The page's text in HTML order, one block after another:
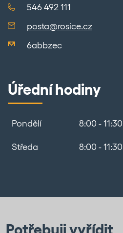
546 492 111
posta@rosice.cz
6abbzec
Úřední hodiny
Pondělí 8:00 - 11:30
Středa 8:00 - 11:30